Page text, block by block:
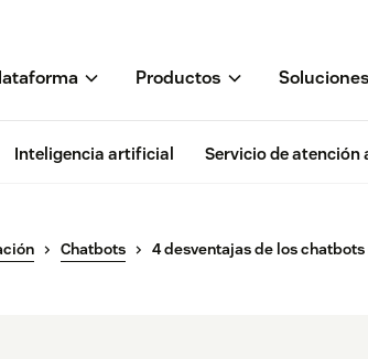
Productos Soluciones
Inteligencia artificial Servicio de atención
Chatbots 4 desventajas de los chatbots